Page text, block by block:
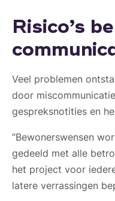
Risico’s
Veel problemen
door
gespreksnotities en
“Bewonerswensen
gedeeld met alle
het project voor
latere verrassingen